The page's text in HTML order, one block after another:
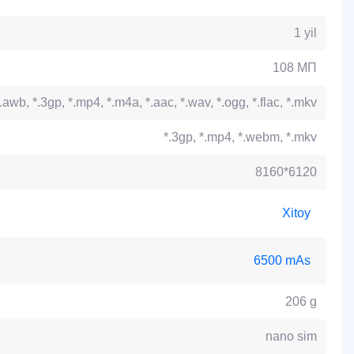
1 yil
108 МП
*.3gp, *.mp4, *.m4a, *.aac, *.wav, *.ogg, *.flac, *.mkv
*.3gp, *.mp4, *.webm, *.mkv
8160*6120
Xitoy
6500 mАs
206 g
nano sim